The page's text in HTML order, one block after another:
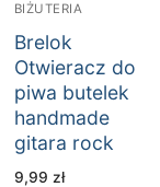
BIŻUTERIA
Brelok
Otwieracz do
piwa butelek
handmade
gitara rock
9,99 zł